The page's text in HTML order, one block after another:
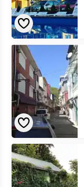
«Морской
Уголок»
гостевой
дом
«Эдельвейс»
гостевой
дом